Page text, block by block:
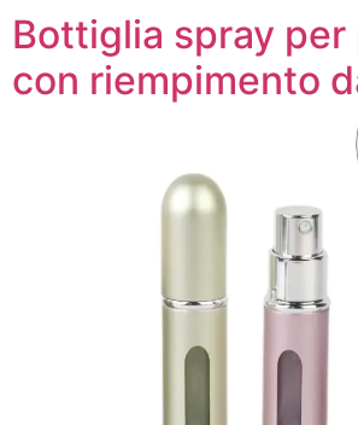
Bottiglia spray per
con riempimento